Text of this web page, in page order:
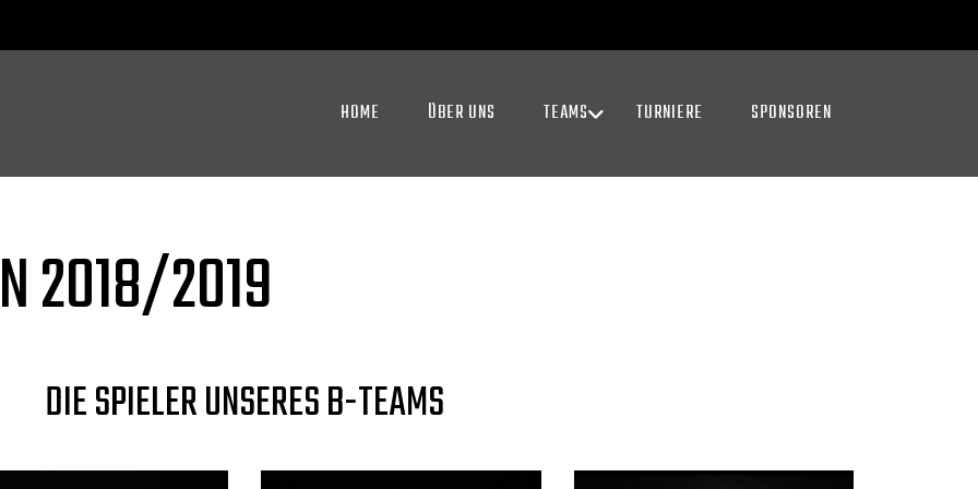
HOME ÜBER UNS TEAMS TURNIERE SPONSOREN
2018/2019
DIE SPIELER UNSERES B-TEAMS